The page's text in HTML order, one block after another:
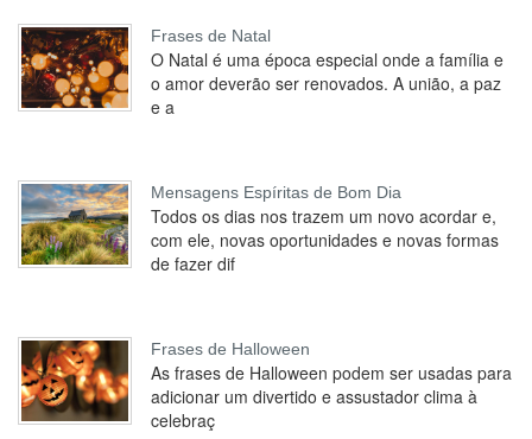
Frases de Natal
O Natal é uma época especial onde a família e
o amor deverão ser renovados. A união, a paz
e a
Mensagens Espíritas de Bom Dia
Todos os dias nos trazem um novo acordar e,
com ele, novas oportunidades e novas formas
de fazer dif
Frases de Halloween
As frases de Halloween podem ser usadas para
adicionar um divertido e assustador clima à
celebraç